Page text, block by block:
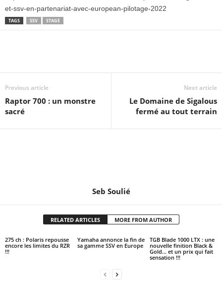
et-ssv-en-partenariat-avec-european-pilotage-2022
TAGS SSV STAGE
Previous article
Raptor 700 : un monstre
sacré
Next article
Le Domaine de Sigalous
fermé au tout terrain
Seb Soulié
RELATED ARTICLES MORE FROM AUTHOR
275 ch : Polaris repousse
encore les limites du RZR
!!!
Yamaha annonce la fin de
sa gamme SSV en Europe
TGB Blade 1000 LTX : une
nouvelle finition Black &
Gold… et un prix qui fait
sensation !!!